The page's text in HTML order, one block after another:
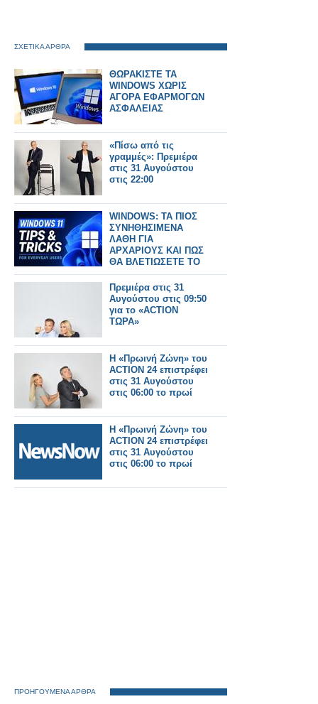
ΣΧΕΤΙΚΑ ΑΡΘΡΑ
ΘΩΡΑΚΙΣΤΕ ΤΑ
WINDOWS ΧΩΡΙΣ
ΑΓΟΡΑ ΕΦΑΡΜΟΓΩΝ
ΑΣΦΑΛΕΙΑΣ
«Πίσω από τις
γραμμές»: Πρεμιέρα
στις 31 Αυγούστου
στις 22:00
WINDOWS: ΤΑ ΠΙΟΣ
ΣΥΝΗΘΗΣΙΜΕΝΑ
ΛΑΘΗ ΓΙΑ
ΑΡΧΑΡΙΟΥΣ ΚΑΙ ΠΩΣ
ΘΑ ΒΛΕΤΙΩΣΕΤΕ ΤΟ
ΣΥΣΤΗΜΑ ΣΑΣ
Πρεμιέρα στις 31
Αυγούστου στις 09:50
για το «ACTION
ΤΩΡΑ»
Η «Πρωινή Ζώνη» του
ACTION 24 επιστρέφει
στις 31 Αυγούστου
στις 06:00 το πρωί
Η «Πρωινή Ζώνη» του
ACTION 24 επιστρέφει
στις 31 Αυγούστου
στις 06:00 το πρωί
ΠΡΟΗΓΟΥΜΕΝΑ ΑΡΘΡΑ